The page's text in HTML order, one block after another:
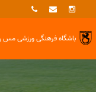
باشگاه فرهنگی ورزشیمس